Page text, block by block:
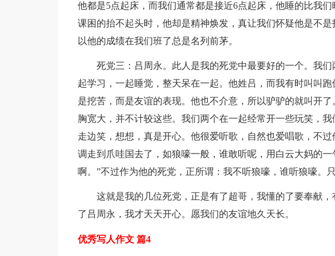
他都是5点起床，而我们通常都是接近6点起床，他睡的比我
课困的抬不起头时，他却是精神焕发，真让我们怀疑他是不
以他的成绩在我们班了总是名列前茅。
死党三：吕周永。此人是我的死党中最要好的一个。我
起学习，一起睡觉，整天呆在一起。他姓吕，而我有时叫叫
是挖苦，而是友谊的表现。他也不介意，所以驴驴的就叫开
胸宽大，并不计较这些。我们两个在一起经常开一些玩笑，
走边笑，想想，真是开心。他很爱听歌，自然也爱唱歌，不
调走到爪哇国去了，如狼嚎一般，谁敢听呢，用白云大妈的
啊。”不过作为他的死党，正所谓：我不听狼嚎，谁听狼嚎。
这就是我的几位死党，正是有了超哥，我懂的了要奉献
了吕周永，我才天天开心。愿我们的友谊地久天长。
优秀写人作文 篇4